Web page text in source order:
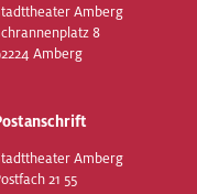
Amberg
8
Amberg
Amberg
21 55